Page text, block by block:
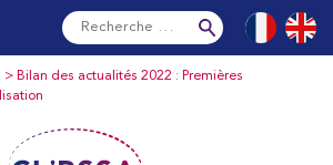
Français
> Bilan des actualités 2022 : Premières